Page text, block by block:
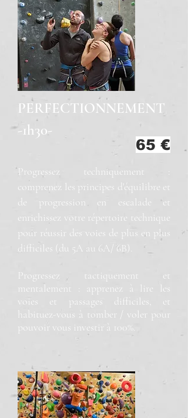
PERFECTIONNEMENT
-1h30-
65 €
Progressez techniquement :
comprenez les principes d'équilibre et
de progression en escalade et
enrichissez votre répertoire technique
pour réussir des voies de plus en plus
difficiles (du 5A au 6A/ 6B).
Progressez tactiquement et
mentalement : apprenez à lire les
voies et passages difficiles, et
habituez-vous à tomber / voler pour
pouvoir vous investir à 100%.